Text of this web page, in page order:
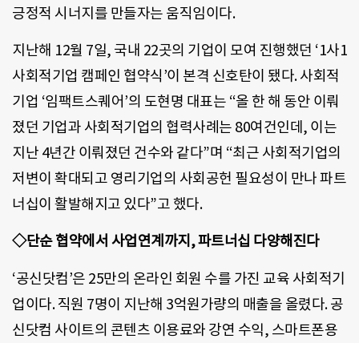
긍정적 시너지를 만들자는 움직임이다.
지난해 12월 7일, 국내 22곳의 기업이 모여 진행했던 ‘1사1
사회적기업 캠페인 협약식’이 본격 신호탄이 됐다. 사회적
기업 ‘임팩트스퀘어’의 도현명 대표는 “올 한 해 동안 이뤄
졌던 기업과 사회적기업의 협력사례는 80여건인데, 이는
지난 4년간 이뤄졌던 건수와 같다”며 “최근 사회적기업의
저변이 확대되고 영리기업의 사회공헌 필요성이 만나 파트
너십이 활발해지고 있다”고 했다.
◇단순 협약에서 사업연계까지, 파트너십 다양해진다
‘공신닷컴’은 25만의 온라인 회원 수를 가진 교육 사회적기
업이다. 직원 7명이 지난해 3억원가량의 매출을 올렸다. 공
신닷컴 사이트의 콘텐츠 이용료와 강연 수익, 스마트폰용